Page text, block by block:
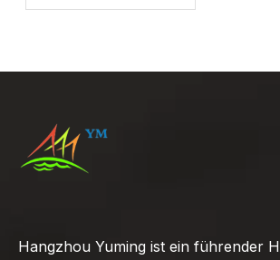
Hangzhou Yuming ist ein führender